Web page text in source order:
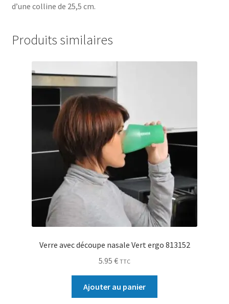
d’une colline de 25,5 cm.
Produits similaires
Verre avec découpe nasale Vert ergo 813152
5.95 € TTC
Ajouter au panier